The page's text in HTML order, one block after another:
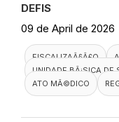
DEFIS
09 de April de 2026
FISCALIZAÃ§Ã£O
UNIDADE BÃ¡SICA DE
ATO MÃ©DICO